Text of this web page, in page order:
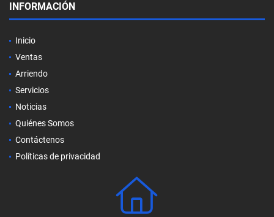
INFORMACIÓN
Inicio
Ventas
Arriendo
Servicios
Noticias
Quiénes Somos
Contáctenos
Políticas de privacidad